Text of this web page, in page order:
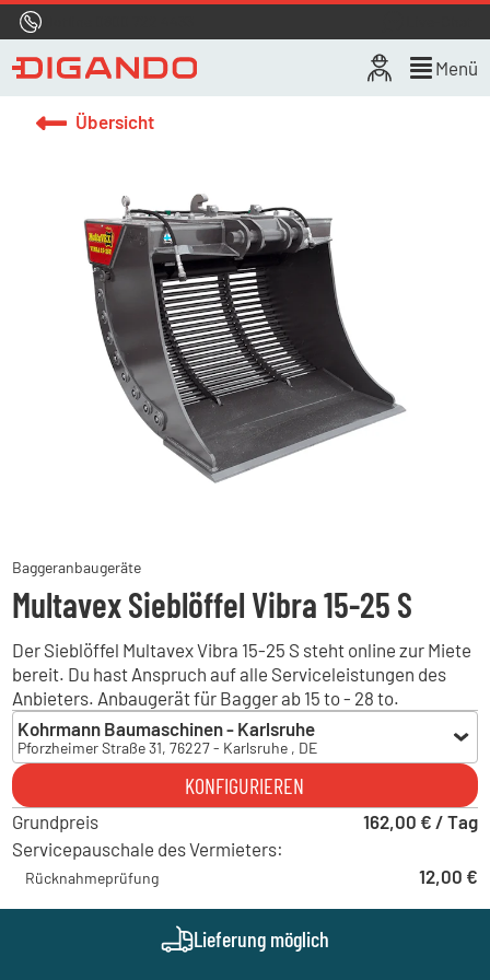
Menü
Übersicht
Baggeranbaugeräte
Multavex Sieblöffel Vibra 15-25 S
Der Sieblöffel Multavex Vibra 15-25 S steht online zur Miete
bereit. Du hast Anspruch auf alle Serviceleistungen des
Anbieters. Anbaugerät für Bagger ab 15 to - 28 to.
Kohrmann Baumaschinen - Karlsruhe
Pforzheimer Straße 31, 76227 - Karlsruhe , DE
Kohrmann Baumaschinen - Karlsruhe
Pforzheimer Straße 31, 76227 - Karlsruhe , DE
Kohrmann Baumaschinen - Albbruck
Gewerbestraße 32, 79774 - Albbruck , DE
Hoch Baumaschinen - Freiburg
Siemenstraße 6, 79108 - Freiburg im Breisgau , DE
Hoch Baumaschinen - Horb
Liststraße 13, 72160 - Horb am Neckar , DE
Kohrmann Baumaschinen - Auggen
KONFIGURIEREN
Grundpreis
162,00 € / Tag
Servicepauschale des Vermieters:
Rücknahmeprüfung 12,00 €
Lieferung möglich